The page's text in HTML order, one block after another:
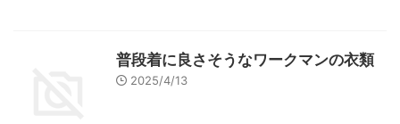
普段着に良さそうなワークマンの衣類
2025/4/13